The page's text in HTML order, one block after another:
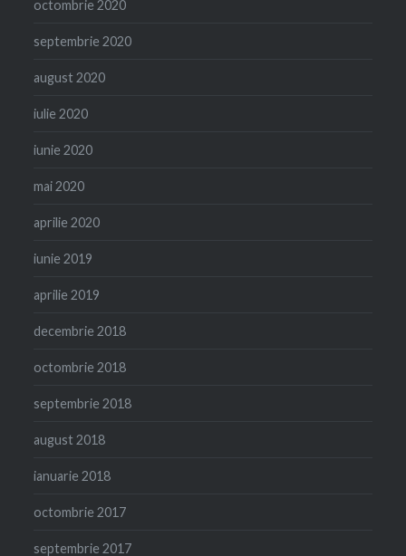
octombrie 2020
septembrie 2020
august 2020
iulie 2020
iunie 2020
mai 2020
aprilie 2020
iunie 2019
aprilie 2019
decembrie 2018
octombrie 2018
septembrie 2018
august 2018
ianuarie 2018
octombrie 2017
septembrie 2017